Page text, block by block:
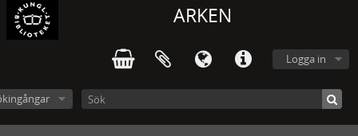
ARKEN
Logga in